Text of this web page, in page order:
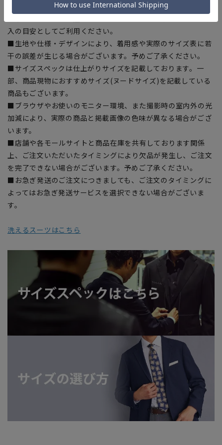
ある場合がございますので、予めご了承ください。
入の目安としてご利用ください。
■生地や仕様・デザインにより、着用感や実際のサイズ表に若
干の誤差が生じる場合がございます。予めご了承ください。
■サイズスペックは仕上がりサイズを記載しております。一
部、商品現物におすすめサイズ(ヌードサイズ)を記載している
商品もございます。
■ブラウザやお使いのモニター環境、また撮影時の室内外の光
加減により、実際の商品と掲載画像の色味が異なる場合がござ
います。
■店舗や各モールサイトと商品在庫を共有しております関係
上、ご注文いただいたタイミングにより欠品が発生し、ご注文
を完了できない場合がございます。予めご了承ください。
■お急ぎ発送のご注文につきましても、ご注文のタイミングに
よってはお急ぎ発送サービスを選択できない場合がございま
す。
洗えるスーツはこちら